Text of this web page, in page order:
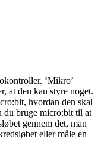
‘Mikro’
at den kan styre noget.
hvordan den skal
du bruge micro:bit til at
gennem det, man
ellermåle en